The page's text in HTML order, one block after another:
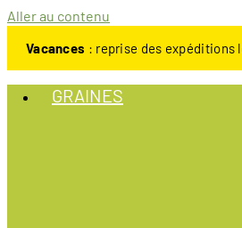
Aller au contenu
Vacances : reprise des expéditions
GRAINES